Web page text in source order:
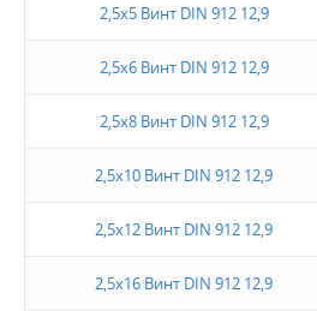
2,5х5 Винт DIN 912 12,9
2,5х6 Винт DIN 912 12,9
2,5х8 Винт DIN 912 12,9
2,5х10 Винт DIN 912 12,9
2,5х12 Винт DIN 912 12,9
2,5х16 Винт DIN 912 12,9